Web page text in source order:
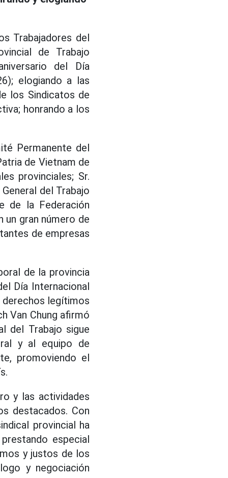
Trabajadores del
de Trabajo
del Día
elogiando a las
los Sindicatos de
honrando a los
Permanente del
de Vietnam de
provinciales; Sr.
del Trabajo
de la Federación
un gran número de
de empresas
de la provincia
Día Internacional
derechos legítimos
Van Chung afirmó
del Trabajo sigue
y al equipo de
promoviendo el
y las actividades
destacados. Con
provincial ha
especial
y justos de los
y negociación